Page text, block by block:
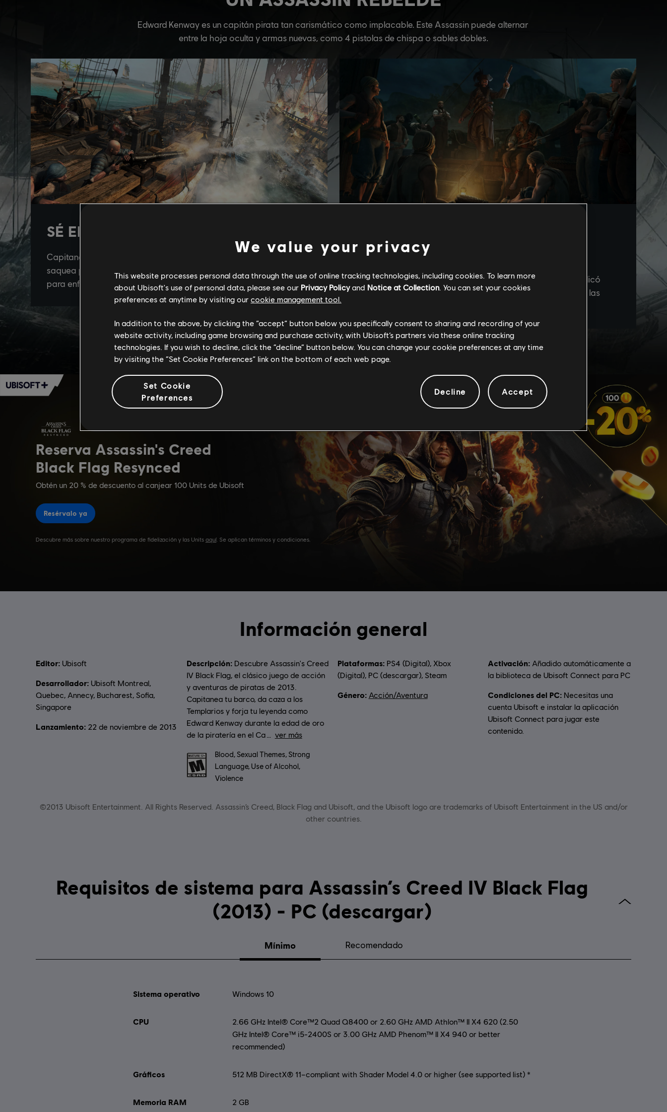
Información general
Editor: Ubisoft
Desarrollador: Ubisoft Montreal,
Quebec, Annecy, Bucharest, Sofia,
Singapore
Lanzamiento: 22 de noviembre de 2013
Descripción: Descubre Assassin's Creed
IV Black Flag, el clásico juego de acción
y aventuras de piratas de 2013.
Capitanea tu barco, da caza a los
Templarios y forja tu leyenda como
Edward Kenway durante la edad de oro
de la piratería en el Ca
ver más
Clasificación por edad :
Blood, Sexual Themes, Strong
Language, Use of Alcohol,
Violence
Plataformas: PS4 (Digital), Xbox
(Digital), PC (descargar), Steam
Género: Acción/Aventura
Activación: Añadido automáticamente a
la biblioteca de Ubisoft Connect para PC
Condiciones del PC: Necesitas una
cuenta Ubisoft e instalar la aplicación
Ubisoft Connect para jugar este
contenido.
©2013 Ubisoft Entertainment. All Rights Reserved. Assassin’s Creed, Black Flag and Ubisoft, and the Ubisoft logo are trademarks of Ubisoft Entertainment in the US and/or
other countries.
Requisitos de sistema para Assassin’s Creed IV Black Flag
(2013) - PC (descargar)
Mínimo Recomendado
Sistema operativo Windows 10
CPU
2.66 GHz Intel® Core™2 Quad Q8400 or 2.60 GHz AMD Athlon™ II X4 620 (2.50
GHz Intel® Core™ i5-2400S or 3.00 GHz AMD Phenom™ II X4 940 or better
recommended)
Gráficos 512 MB DirectX® 11–compliant with Shader Model 4.0 or higher (see supported list) *
Memoria RAM 2 GB
We value your privacy
This website processes personal data through the use of online tracking technologies, including cookies. To learn more
about Ubisoft's use of personal data, please see our Privacy Policyand Notice at Collection. You can set your cookies
preferences at anytime by visiting our cookie management tool.
In addition to the above, by clicking the “accept” button below you specifically consent to sharing and recording of your
website activity, including game browsing and purchase activity, with Ubisoft’s partners via these online tracking
technologies. If you wish to decline, click the “decline” button below. You can change your cookie preferences at any time
by visiting the “Set Cookie Preferences” link on the bottom of each web page.
Set Cookie
Preferences
Decline Accept